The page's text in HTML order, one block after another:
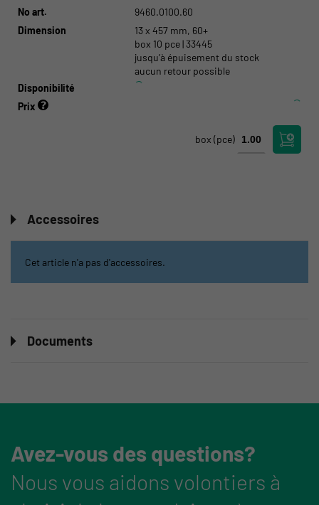
No art.
9460.0100.60
Dimension
13 x 457 mm, 60+
box 10 pce | 33445
jusqu’à épuisement du stock
aucun retour possible
Disponibilité
Prix
box (pce)
Accessoires
Cet article n'a pas d'accessoires.
Documents
Avez-vous des questions?
Nous vous aidons volontiers à